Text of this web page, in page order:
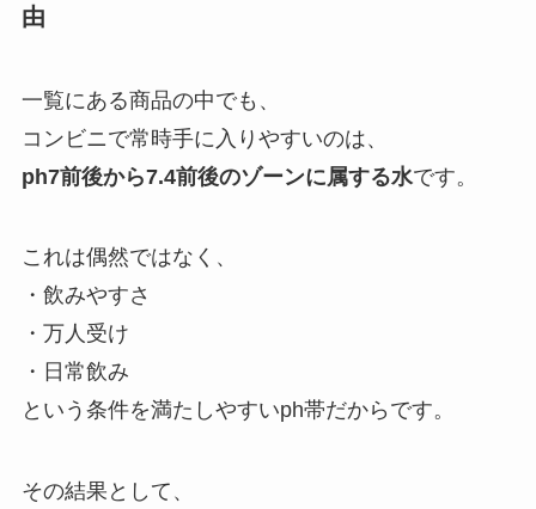
由
一覧にある商品の中でも、
コンビニで常時手に入りやすいのは、
ph7前後から7.4前後のゾーンに属する水です。
これは偶然ではなく、
・飲みやすさ
・万人受け
・日常飲み
という条件を満たしやすいph帯だからです。
その結果として、